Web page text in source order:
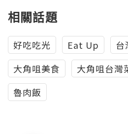
相關話題
好吃吃光 Eat Up
台
大角咀美食
大角咀台灣
魯肉飯